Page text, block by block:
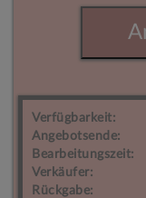
Verfügbarkeit:
Angebotsende:
Bearbeitungszeit:
Verkäufer:
Rückgabe: